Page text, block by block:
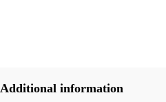
Additional information